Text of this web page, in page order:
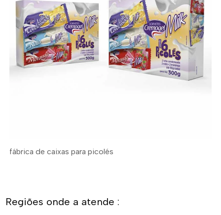
fábrica de caixas para picolés
Regiões onde a atende :